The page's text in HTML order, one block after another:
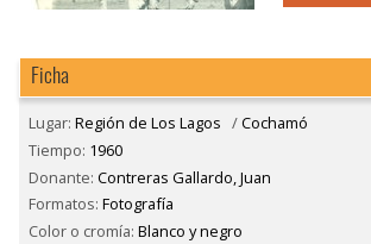
Ficha
Lugar: Región de Los Lagos /Cochamó
Tiempo: 1960
Donante: Contreras Gallardo, Juan
Formatos: Fotografía
Color o cromía: Blanco y negro